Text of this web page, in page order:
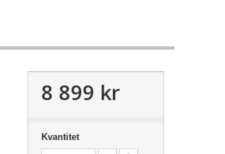
8 899 kr
Kvantitet